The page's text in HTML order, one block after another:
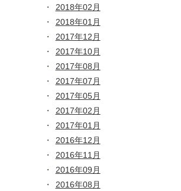
2018年02月
2018年01月
2017年12月
2017年10月
2017年08月
2017年07月
2017年05月
2017年02月
2017年01月
2016年12月
2016年11月
2016年09月
2016年08月